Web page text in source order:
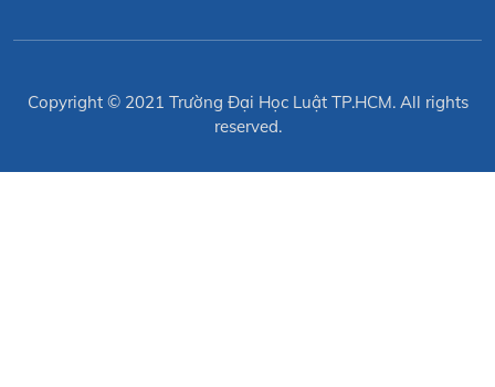
Copyright © 2021 Trường Đại Học Luật TP.HCM. All rights
reserved.